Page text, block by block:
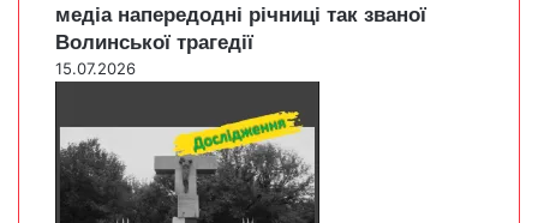
медіа напередодні річниці так званої
Волинської трагедії
15.07.2026